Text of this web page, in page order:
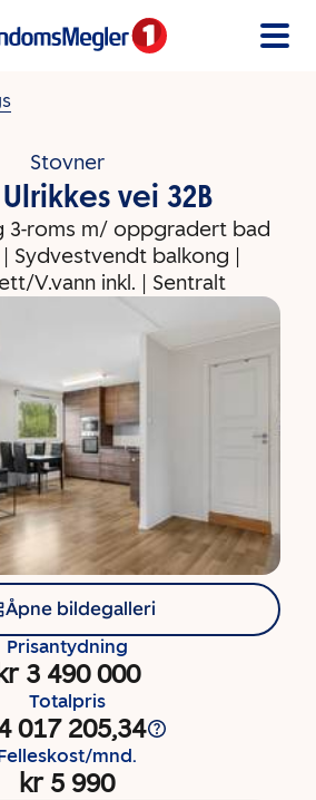
Stovner
vei 32B
3-roms m/ oppgradert bad
Sydvestvendt balkong |
V.vann inkl. | Sentralt
Åpne bildegalleri
Prisantydning
kr 3 490 000
Totalpris
017 205,34
mnd.
kr 5 990